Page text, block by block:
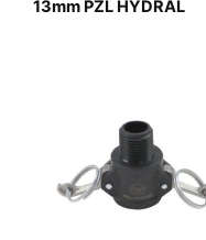
13mm PZL HYDRAL